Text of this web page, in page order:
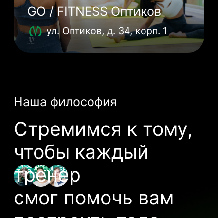
Современный интерьер
Особое внимание
к деталям